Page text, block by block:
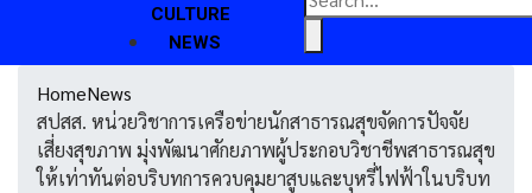
CULTURE
NEWS
HomeNews
สปสส. หน่วยวิชาการเครือข่ายนักสาธารณสุขจัดการปัจจัย
เสี่ยงสุขภาพ มุ่งพัฒนาศักยภาพผู้ประกอบวิชาชีพสาธารณสุข
ให้เท่าทันต่อบริบทการควบคุมยาสูบและบุหรี่ไฟฟ้าในบริบท